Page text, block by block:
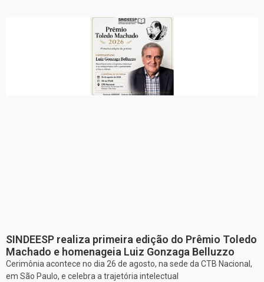
SINDEESP realiza primeira edição do Prêmio Toledo
Machado e homenageia Luiz Gonzaga Belluzzo
Cerimônia acontece no dia 26 de agosto, na sede da CTB Nacional,
em São Paulo, e celebra a trajetória intelectual